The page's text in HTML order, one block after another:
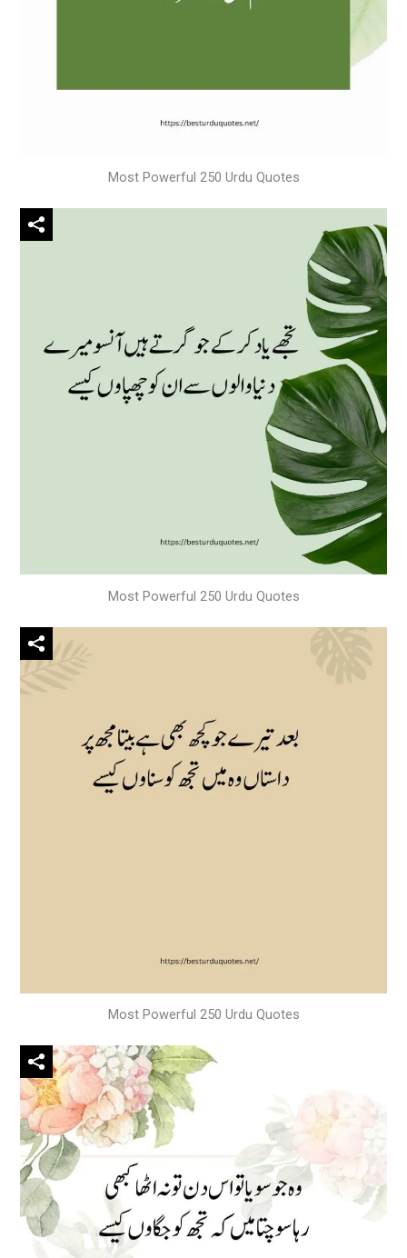
Most Powerful 250 Urdu Quotes
Most Powerful 250 Urdu Quotes
Most Powerful 250 Urdu Quotes